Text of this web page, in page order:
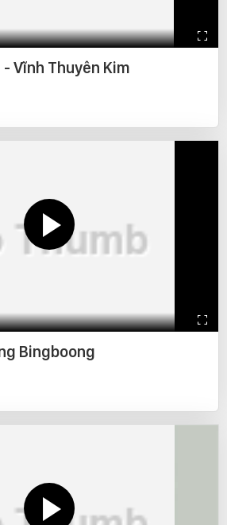
Vĩnh Thuyên Kim
Bingboong